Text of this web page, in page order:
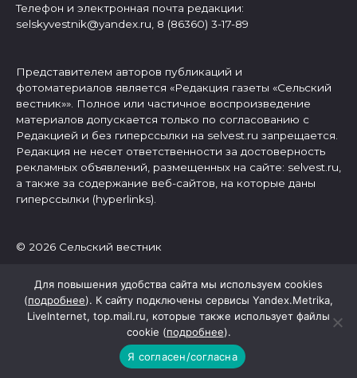
Телефон и электронная почта редакции:
selskyvestnik@yandex.ru, 8 (86360) 3-17-89
Представителем авторов публикаций и
фотоматериалов является «Редакция газеты «Сельский
вестник»». Полное или частичное воспроизведение
материалов допускается только по согласованию с
Редакцией и без гиперссылки на selvest.ru запрещается.
Редакция не несет ответственности за достоверность
рекламных объявлений, размещенных на сайте: selvest.ru,
а также за содержание веб-сайтов, на которые даны
гиперссылки (hyperlinks).
© 2026 Сельский вестник
Для повышения удобства сайта мы используем cookies
(подробнее). К сайту подключены сервисы Yandex.Metrika,
LiveInternet, top.mail.ru, которые также использует файлы
cookie (подробнее).
Я согласен/согласна